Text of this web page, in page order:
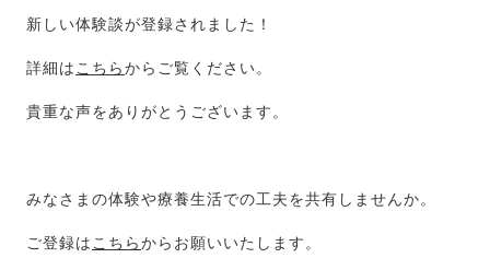
新しい体験談が登録されました！
詳細は こちら からご覧ください。
貴重な声をありがとうございます。
みなさまの体験や療養生活での工夫を共有しませんか。
ご登録は こちら からお願いいたします。